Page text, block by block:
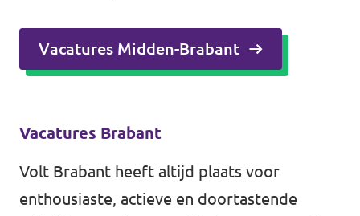
Vacatures Midden-Brabant
Vacatures Brabant
Volt Brabant heeft altijd plaats voor
enthousiaste, actieve en doortastende